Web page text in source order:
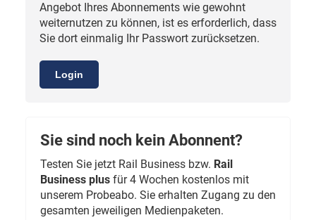
Angebot Ihres Abonnements wie gewohnt
weiternutzen zu können, ist es erforderlich, dass
Sie dort einmalig Ihr Passwort zurücksetzen.
Login
Sie sind noch kein Abonnent?
Testen Sie jetzt Rail Business bzw. Rail
Business plus für 4 Wochen kostenlos mit
unserem Probeabo. Sie erhalten Zugang zu den
gesamten jeweiligen Medienpaketen.